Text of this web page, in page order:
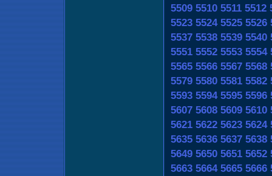
5509 5510 5511 5512
5523 5524 5525 5526
5537 5538 5539 5540
5551 5552 5553 5554
5565 5566 5567 5568
5579 5580 5581 5582
5593 5594 5595 5596
5607 5608 5609 5610
5621 5622 5623 5624
5635 5636 5637 5638
5649 5650 5651 5652
5663 5664 5665 5666